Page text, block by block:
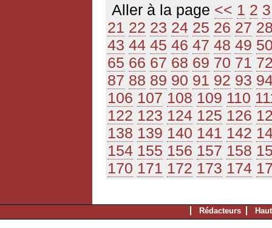
Aller à la page << 1 2 3
21 22 23 24 25 26 27
43 44 45 46 47 48 49
65 66 67 68 69 70 71
87 88 89 90 91 92 93
106 107 108 109 110
122 123 124 125 126
138 139 140 141 142
154 155 156 157 158
170 171 172 173 174
Rédacteurs